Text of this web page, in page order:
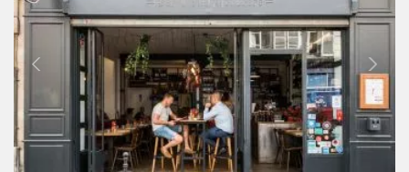
Précédent
Suivant